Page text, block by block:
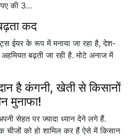
की 3…
कद
ईयर के रूप में मनाया जा रहा है, देश-
बढ़ती जा रही है. मोटे अनाज में
है कंगनी, खेती से किसानों
मुनाफा!
सेहत पर ज्यादा ध्यान देने लगे हैं.
चीजों को हो शामिल कर हैं ऐसे में किसान